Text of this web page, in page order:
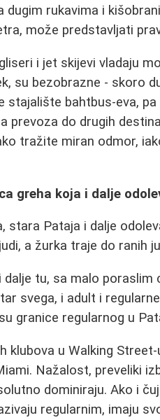
dugim rukavima i
može predstavljati
i jet skijevi vladaju
su bezobrazne - skoro
stajalište bahtbus-eva,
prevoza do drugih
tražite miran odmor,
greha koja i dalje
stara Pataja i dalje
a žurka traje do ranih
dalje tu, sa malo poraslim
svega, i adult i
granice regularnog u
klubova u Walking
Nažalost, preveliki
dominiraju. Ako i
regularnim, imaju